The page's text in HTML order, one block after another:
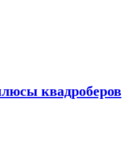
квадроберов